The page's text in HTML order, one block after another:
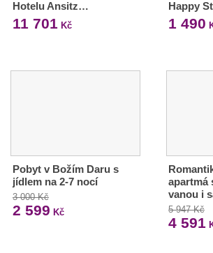
Hotelu Ansitz…
11 701 Kč
Happy
1 490
Pobyt v Božím Daru s
jídlem na 2-7 nocí
3 000 Kč
2 599 Kč
apartmá
vanou i
5 947 Kč
4 591